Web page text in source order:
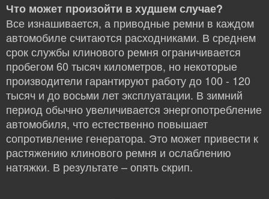
Что может произойти в худшем случае?
Все изнашивается, а приводные ремни в каждом
автомобиле считаются расходниками. В среднем
срок службы клинового ремня ограничивается
пробегом 60 тысяч километров, но некоторые
производители гарантируют работу до 100 - 120
тысяч и до восьми лет эксплуатации. В зимний
период обычно увеличивается энергопотребление
автомобиля, что естественно повышает
сопротивление генератора. Это может привести к
растяжению клинового ремня и ослаблению
натяжки. В результате – опять скрип.